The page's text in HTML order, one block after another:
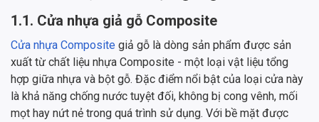
1.1. Cửa nhựa giả gỗ Composite
Cửa nhựa Composite giả gỗ là dòng sản phẩm được sản
xuất từ chất liệu nhựa Composite - một loại vật liệu tổng
hợp giữa nhựa và bột gỗ. Đặc điểm nổi bật của loại cửa này
là khả năng chống nước tuyệt đối, không bị cong vênh, mối
mọt hay nứt nẻ trong quá trình sử dụng. Với bề mặt được